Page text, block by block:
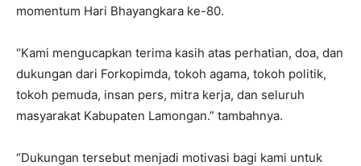
momentum Hari Bhayangkara ke-80.
“Kami mengucapkan terima kasih atas perhatian, doa, dan
dukungan dari Forkopimda, tokoh agama, tokoh politik,
tokoh pemuda, insan pers, mitra kerja, dan seluruh
masyarakat Kabupaten Lamongan.” tambahnya.
“Dukungan tersebut menjadi motivasi bagi kami untuk